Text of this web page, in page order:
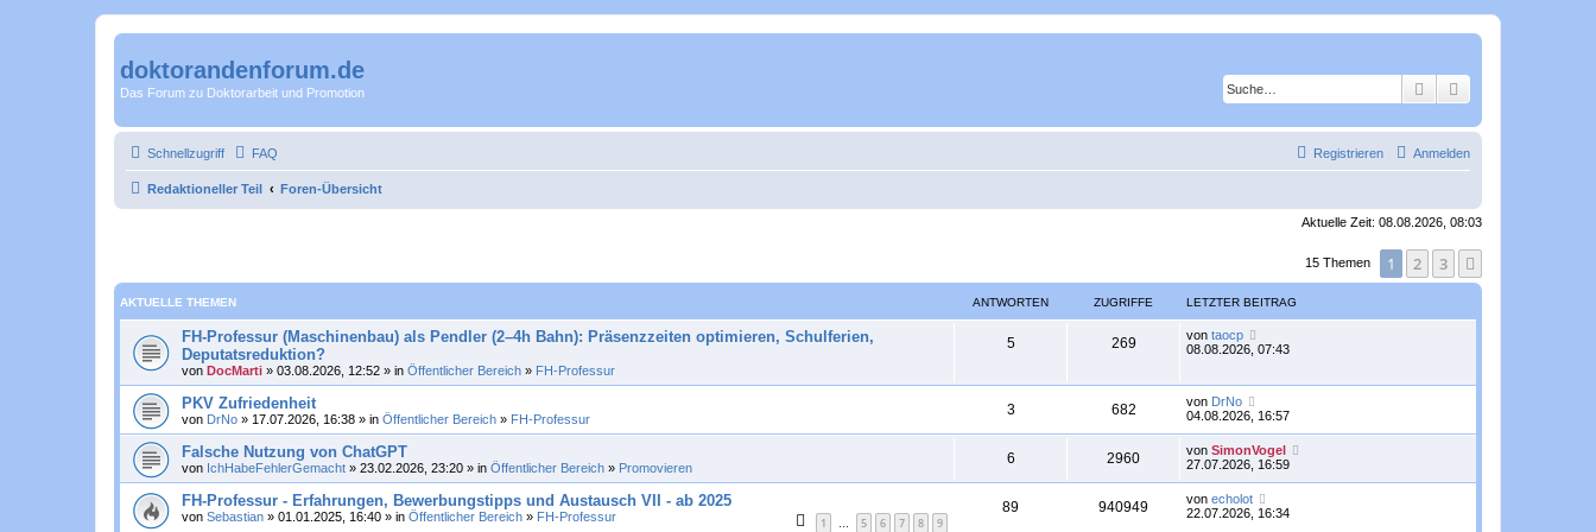
doktorandenforum.de
Das Forum zu Doktorarbeit und Promotion Suche
Schnellzugriff FAQ Anmelden
Registrieren
Redaktioneller Teil Foren-Übersicht
Aktuelle Zeit: 08.08.2026, 08:03
15 Themen 1 2 3
AKTUELLE THEMEN ANTWORTEN ZUGRIFFE LETZTER BEITRAG
FH-Professur (Maschinenbau) als Pendler (2–4h Bahn): Präsenzzeiten optimieren, Schulferien,
Deputatsreduktion?
von DocMarti » 03.08.2026, 12:52 » in Öffentlicher Bereich » FH-Professur
5A
t
w
o
269Z
g
r
i
L
e
t
e
r
B
e
i
a
g
von taocp
08.08.2026, 07:43
PKV Zufriedenheit
von DrNo » 17.07.2026, 16:38 » in Öffentlicher Bereich » FH-Professur
3A
n
w
682Z
u
r
L
e
t
e
r
B
e
von DrNo
04.08.2026, 16:57
Falsche Nutzung von ChatGPT
von IchHabeFehlerGemacht » 23.02.2026, 23:20 » in Öffentlicher Bereich » Promovieren
6A
n
2960Z
u
L
e
t
e
von SimonVogel
27.07.2026, 16:59
FH-Professur - Erfahrungen, Bewerbungstipps und Austausch VII - ab 2025
1 … 5 6 7 8 9
von Sebastian » 01.01.2025, 16:40 » in Öffentlicher Bereich » FH-Professur
89A
940949Z
L
e
von echolot
22.07.2026, 16:34